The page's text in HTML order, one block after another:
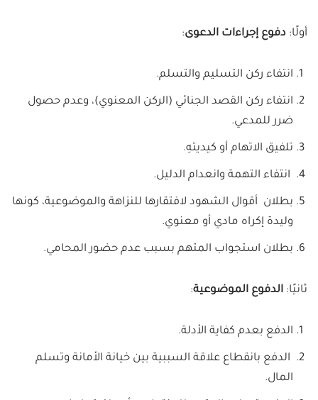
أولًا: دفوع إجراءات الدعوى:
انتفاء ركن التسليم والتسلم.
انتفاء ركن القصد الجنائي (الركن المعنوي)، وعدم حصول
ضرر للمدعي.
تلفيق الاتهام أو كيديتهِ.
انتفاء التهمة وانعدام الدليل.
بطلان أقوال الشهود لافتقارها للنزاهة والموضوعية، كونها
وليدة إكراه مادي أو معنوي.
بطلان استجواب المتهم بسبب عدم حضور المحامي.
ثانيًا: الدفوع الموضوعية:
الدفع بعدم كفاية الأدلة.
الدفع بانقطاع علاقة السببية بين خيانة الأمانة وتسلم
المال.